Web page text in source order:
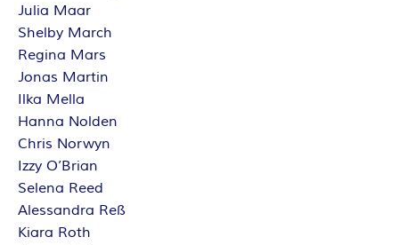
Julia Maar
Shelby March
Regina Mars
Jonas Martin
Ilka Mella
Hanna Nolden
Chris Norwyn
Izzy O’Brian
Selena Reed
Alessandra Reß
Kiara Roth